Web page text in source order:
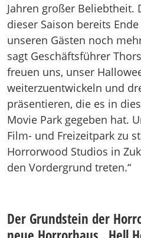
Jahren großer Beliebtheit.
dieser Saison bereits
unseren Gästen noch
sagt Geschäftsführer
freuen uns, unser
weiterzuentwickeln und
präsentieren, die es in
Movie Park gegeben hat.
Film- und Freizeitpark zu
Horrorwood Studios in
den Vordergrund treten.“
Der Grundstein der